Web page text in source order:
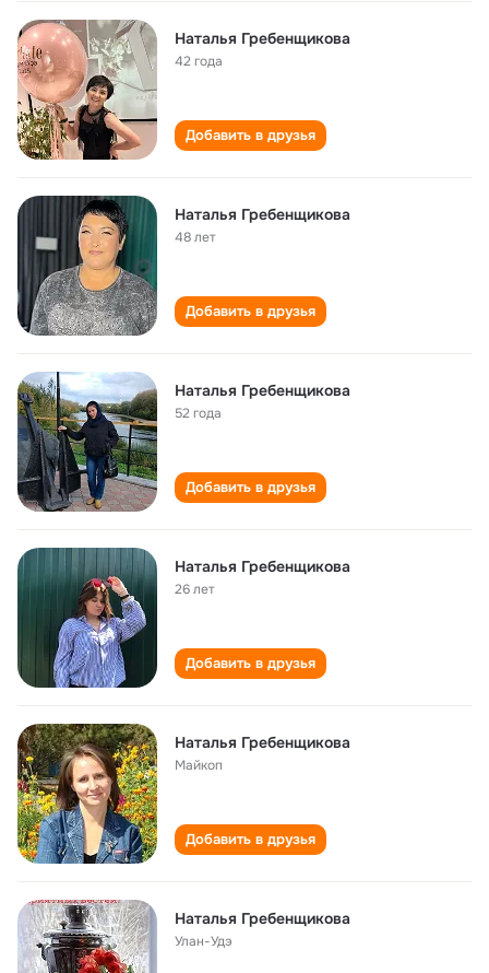
Наталья Гребенщикова
42 года
Добавить в друзья
Наталья Гребенщикова
48 лет
Добавить в друзья
Наталья Гребенщикова
52 года
Добавить в друзья
Наталья Гребенщикова
26 лет
Добавить в друзья
Наталья Гребенщикова
Майкоп
Добавить в друзья
Наталья Гребенщикова
Улан-Удэ